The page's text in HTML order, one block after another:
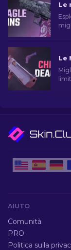
AIUTO
Comunità
PRO
Politica sulla